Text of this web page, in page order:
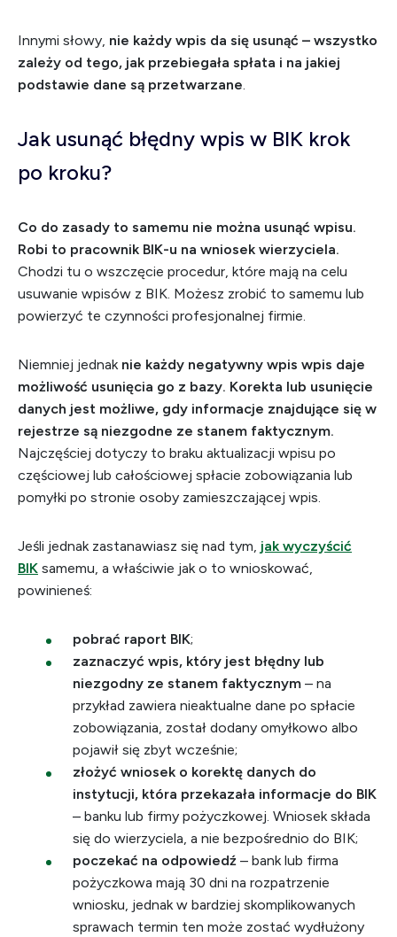
Innymi słowy, nie każdy wpis da się usunąć – wszystko
zależy od tego, jak przebiegała spłata i na jakiej
podstawie dane są przetwarzane.
Jak usunąć błędny wpis w BIK krok
po kroku?
Co do zasady to samemu nie można usunąć wpisu.
Robi to pracownik BIK-u na wniosek wierzyciela.
Chodzi tu o wszczęcie procedur, które mają na celu
usuwanie wpisów z BIK. Możesz zrobić to samemu lub
powierzyć te czynności profesjonalnej firmie.
Niemniej jednak nie każdy negatywny wpis wpis daje
możliwość usunięcia go z bazy. Korekta lub usunięcie
danych jest możliwe, gdy informacje znajdujące się w
rejestrze są niezgodne ze stanem faktycznym.
Najczęściej dotyczy to braku aktualizacji wpisu po
częściowej lub całościowej spłacie zobowiązania lub
pomyłki po stronie osoby zamieszczającej wpis.
Jeśli jednak zastanawiasz się nad tym, jak wyczyścić
BIK samemu, a właściwie jak o to wnioskować,
powinieneś:
pobrać raport BIK;
zaznaczyć wpis, który jest błędny lub
niezgodny ze stanem faktycznym – na
przykład zawiera nieaktualne dane po spłacie
zobowiązania, został dodany omyłkowo albo
pojawił się zbyt wcześnie;
złożyć wniosek o korektę danych do
instytucji, która przekazała informacje do BIK
– banku lub firmy pożyczkowej. Wniosek składa
się do wierzyciela, a nie bezpośrednio do BIK;
poczekać na odpowiedź – bank lub firma
pożyczkowa mają 30 dni na rozpatrzenie
wniosku, jednak w bardziej skomplikowanych
sprawach termin ten może zostać wydłużony